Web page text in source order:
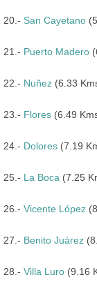
20.- San Cayetano
21.- Puerto Madero
22.- Nuñez (6.33
23.- Flores (6.49
24.- Dolores (7.19
25.- La Boca (7.25
26.- Vicente López
27.- Benito Juárez
28.- Villa Luro (9.16